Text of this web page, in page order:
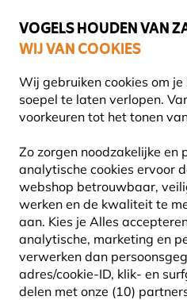
VOGELS HOUDEN VAN
WIJ VAN COOKIES
Wij gebruiken cookies om
soepel te laten verlopen.
voorkeuren tot het tonen
Zo zorgen noodzakelijke en
analytische cookies ervoor
webshop betrouwbaar,
werken en de kwaliteit te
aan. Kies je Alles
analytische, marketing en
verwerken dan
adres/cookie-ID, klik- en
delen met onze (10)
Uitstekend
Gratis
HOE MAAK JE
BIJENHUISJE?
Vivara
Content
Team
21 Juli
2025